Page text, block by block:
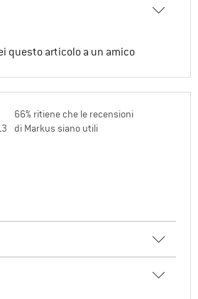
questo articolo a un amico
66% ritiene che le recensioni
di Markus siano utili